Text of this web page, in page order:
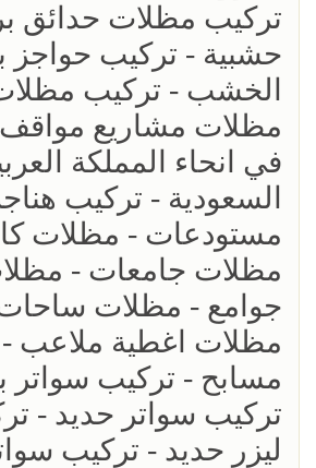
تركيب مظلات حدائق
حشبية - تركيب حواجز
الخشب - تركيب
مظلات مشاريع مواقف
في انحاء المملكة
السعودية - تركيب
مستودعات - مظلات
مظلات جامعات -
جوامع - مظلات
مظلات اغطية ملاعب
مسابح - تركيب سواتر
تركيب سواتر حديد -
ليزر حديد - تركيب